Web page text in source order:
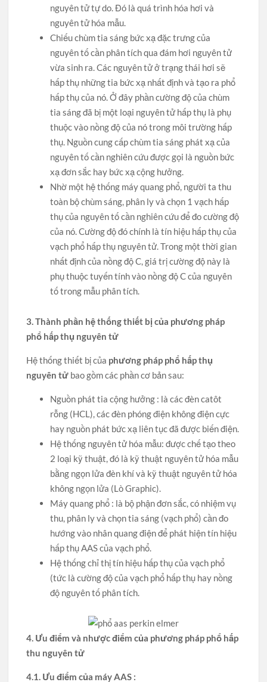
nguyên tử tự do. Đó là quá trình hóa hơi và
nguyên tử hóa mẫu.
Chiếu chùm tia sáng bức xạ đặc trưng của
nguyên tố cần phân tích qua đám hơi nguyên tử
vừa sinh ra. Các nguyên tử ở trạng thái hơi sẽ
hấp thụ những tia bức xạ nhất định và tạo ra phổ
hấp thụ của nó. Ở đây phần cường độ của chùm
tia sáng đã bị một loại nguyên tử hấp thụ là phụ
thuộc vào nồng độ của nó trong môi trường hấp
thụ. Nguồn cung cấp chùm tia sáng phát xạ của
nguyên tố cần nghiên cứu được gọi là nguồn bức
xạ đơn sắc hay bức xạ cộng hưởng.
Nhờ một hệ thống máy quang phổ, người ta thu
toàn bộ chùm sáng, phân ly và chọn 1 vạch hấp
thụ của nguyên tố cần nghiên cứu để đo cường độ
của nó. Cường độ đó chính là tín hiệu hấp thụ của
vạch phổ hấp thụ nguyên tử. Trong một thời gian
nhất định của nồng độ C, giá trị cường độ này là
phụ thuộc tuyến tính vào nồng độ C của nguyên
tố trong mẫu phân tích.
3. Thành phần hệ thống thiết bị của phương pháp
phổ hấp thụ nguyên tử
Hệ thống thiết bị của phương pháp phổ hấp thụ
nguyên tử bao gồm các phần cơ bản sau:
Nguồn phát tia cộng hưởng : là các đèn catôt
rỗng (HCL), các đèn phóng điện không điện cực
hay nguồn phát bức xạ liên tục đã được biến điện.
Hệ thống nguyên tử hóa mẫu: được chế tạo theo
2 loại kỹ thuật, đó là kỹ thuật nguyên tử hóa mẫu
bằng ngọn lửa đèn khí và kỹ thuật nguyên tử hóa
không ngọn lửa (Lò Graphic).
Máy quang phổ : là bộ phận đơn sắc, có nhiệm vụ
thu, phân ly và chọn tia sáng (vạch phổ) cần đo
hướng vào nhân quang điện để phát hiện tín hiệu
hấp thụ AAS của vạch phổ.
Hệ thống chỉ thị tín hiệu hấp thụ của vạch phổ
(tức là cường độ của vạch phổ hấp thụ hay nồng
độ nguyên tố phân tích.
4. Ưu điểm và nhược điểm của phương pháp phổ hấp
thu nguyên tử
4.1. Ưu điểm của máy AAS :